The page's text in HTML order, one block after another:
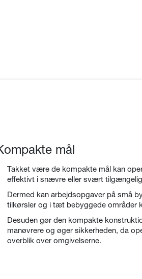
mål
Takket være de kompakte mål kan
effektivt i snævre eller svært
Dermed kan arbejdsopgaver på små
tilkørsler og i tæt bebyggede områder
Desuden gør den kompakte
manøvrere og øger sikkerheden, da
overblik over omgivelserne.